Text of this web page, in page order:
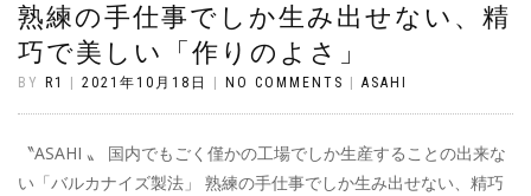
熟練の手仕事でしか生み出せない、精
巧で美しい「作りのよさ」
BY R1 2021年10月18日 NO COMMENTS ASAHI
〝ASAHI 〟 国内でもごく僅かの工場でしか生産することの出来な
い「バルカナイズ製法」 熟練の手仕事でしか生み出せない、精巧